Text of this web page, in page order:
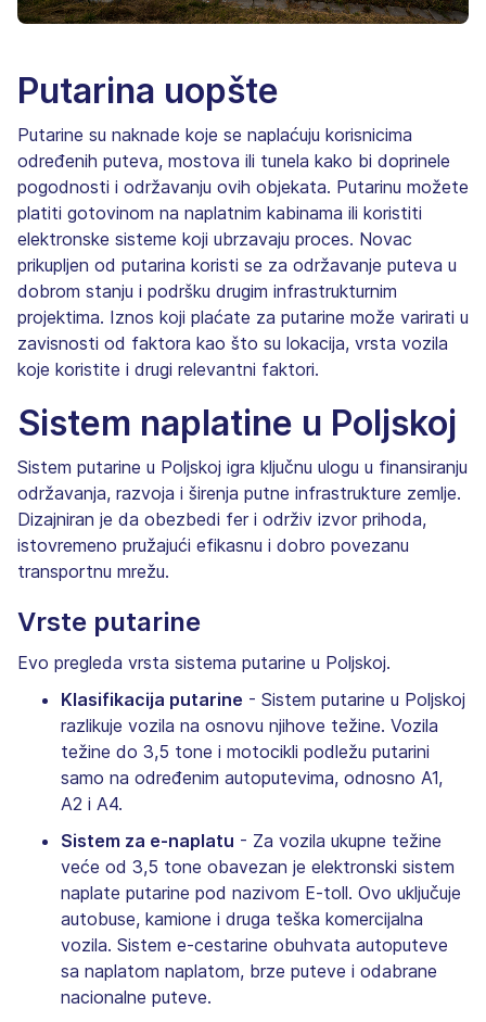
Putarina uopšte
Putarine su naknade koje se naplaćuju korisnicima
određenih puteva, mostova ili tunela kako bi doprinele
pogodnosti i održavanju ovih objekata. Putarinu možete
platiti gotovinom na naplatnim kabinama ili koristiti
elektronske sisteme koji ubrzavaju proces. Novac
prikupljen od putarina koristi se za održavanje puteva u
dobrom stanju i podršku drugim infrastrukturnim
projektima. Iznos koji plaćate za putarine može varirati u
zavisnosti od faktora kao što su lokacija, vrsta vozila
koje koristite i drugi relevantni faktori.
Sistem naplatine u Poljskoj
Sistem putarine u Poljskoj igra ključnu ulogu u finansiranju
održavanja, razvoja i širenja putne infrastrukture zemlje.
Dizajniran je da obezbedi fer i održiv izvor prihoda,
istovremeno pružajući efikasnu i dobro povezanu
transportnu mrežu.
Vrste putarine
Evo pregleda vrsta sistema putarine u Poljskoj.
Klasifikacija putarine - Sistem putarine u Poljskoj
razlikuje vozila na osnovu njihove težine. Vozila
težine do 3,5 tone i motocikli podležu putarini
samo na određenim autoputevima, odnosno A1,
A2 i A4.
Sistem za e-naplatu - Za vozila ukupne težine
veće od 3,5 tone obavezan je elektronski sistem
naplate putarine pod nazivom E-toll. Ovo uključuje
autobuse, kamione i druga teška komercijalna
vozila. Sistem e-cestarine obuhvata autoputeve
sa naplatom naplatom, brze puteve i odabrane
nacionalne puteve.